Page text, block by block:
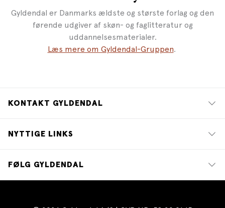
Gyldendal er Danmarks ældste og største forlag og den
førende udgiver af skøn- og faglitteratur og
uddannelsesmaterialer.
Læs mere om Gyldendal-Gruppen.
KONTAKT GYLDENDAL
NYTTIGE LINKS
FØLG GYLDENDAL